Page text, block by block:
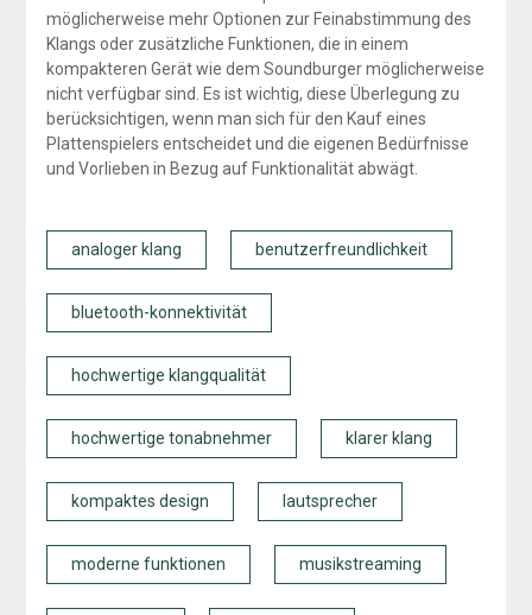
möglicherweise mehr Optionen zur Feinabstimmung des
Klangs oder zusätzliche Funktionen, die in einem
kompakteren Gerät wie dem Soundburger möglicherweise
nicht verfügbar sind. Es ist wichtig, diese Überlegung zu
berücksichtigen, wenn man sich für den Kauf eines
Plattenspielers entscheidet und die eigenen Bedürfnisse
und Vorlieben in Bezug auf Funktionalität abwägt.
analoger klang benutzerfreundlichkeit
bluetooth-konnektivität
hochwertige klangqualität
hochwertige tonabnehmer klarer klang
kompaktes design lautsprecher
moderne funktionen musikstreaming